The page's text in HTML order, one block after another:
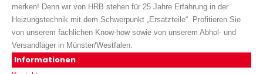
merken! Denn wir von HRB stehen für 25 Jahre Erfahrung in der
Heizungstechnik mit dem Schwerpunkt „Ersatzteile“. Profitieren Sie
von unserem fachlichen Know-how sowie von unserem Abhol- und
Versandlager in Münster/Westfalen.
Informationen